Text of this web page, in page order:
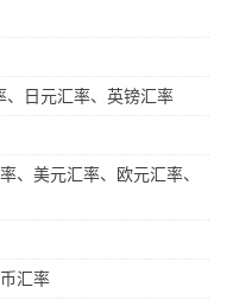
日元汇率、英镑汇率
、美元汇率、欧元汇率、
汇率